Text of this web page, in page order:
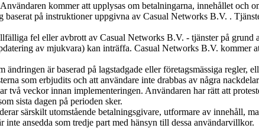
kommer att upplysas om betalningarna, innehållet och
på instruktioner uppgivna av Casual Networks B.V. .
fel eller avbrott av Casual Networks B.V. - tjänster på grund
av mjukvara) kan inträffa. Casual Networks B.V. kommer
är baserad på lagstadgade eller företagsmässiga
som erbjudits och att användare inte drabbas av några
veckor innan implementeringen. Användaren har rätt att
sista dagen på perioden sker.
särskilt utomstående betalningsgivare, utformare av innehåll,
ansedda som tredje part med hänsyn till dessa användarvillkor.